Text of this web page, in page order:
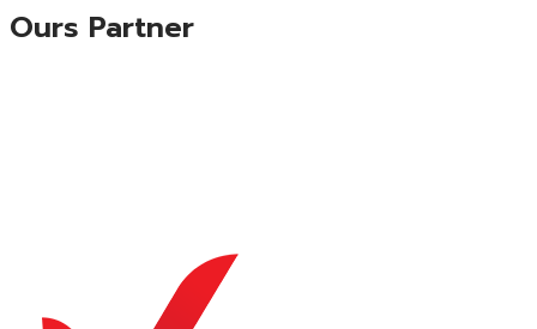
Ours Partner